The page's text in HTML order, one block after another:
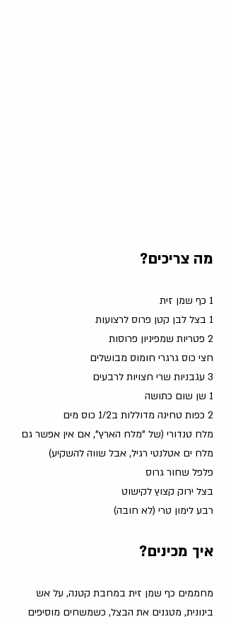
מה צריכים?
1 כף שמן זית
1 בצל לבן קטן פרוס לרצועות
2 פטריות שמפיניון פרוסות
חצי כוס גרגרי חומוס מבושלים
3 עגבניות שרי חצויות לרבעים
1 שן שום כתושה
2 כפות טחינה מדוללות ב1/2 כוס מים
מלח טנדורי (של "מלח הארץ", אם אין אפשר גם
מלח ים אטלנטי רגיל, אבל שווה להשקיע)
פלפל שחור גרוס
בצל ירוק קצוץ לקישוט
רבע לימון טרי (לא חובה)
איך מכינים?
מחממים כף שמן זית במחבת קטנה, על אש
בינונית, מטגנים את הבצל, כשמשחים מוסיפים